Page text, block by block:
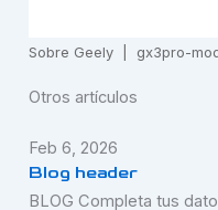
Sobre Geely| gx3pro-
Otros artículos
Feb 6, 2026
Blog header
BLOG Completa tus